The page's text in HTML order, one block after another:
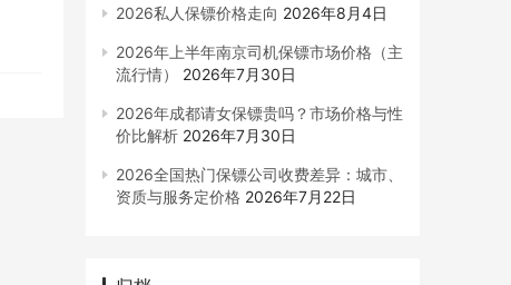
2026私人保镖价格走向 2026年8月4日
2026年上半年南京司机保镖市场价格（主
流行情）
2026年7月30日
2026年成都请女保镖贵吗？市场价格与性
价比解析 2026年7月30日
2026全国热门保镖公司收费差异：城市、
资质与服务定价格 2026年7月22日